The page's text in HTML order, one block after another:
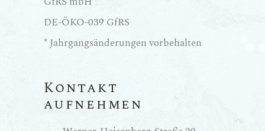
DE-ÖKO-039 GfRS
* Jahrgangsänderungen vorbehalten
Kontakt
aufnehmen